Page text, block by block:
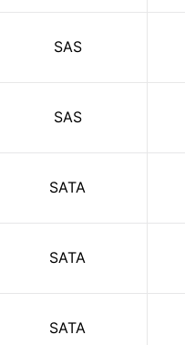
SAS
SAS
SATA
SATA
SATA